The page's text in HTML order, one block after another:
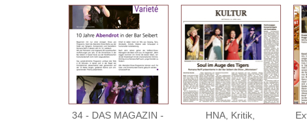
34 - DAS MAGAZIN -
HNA, Kritik,